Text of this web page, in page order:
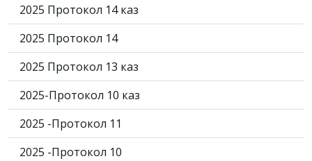
2025 Протокол 14 каз
2025 Протокол 14
2025 Протокол 13 каз
2025-Протокол 10 каз
2025 -Протокол 11
2025 -Протокол 10